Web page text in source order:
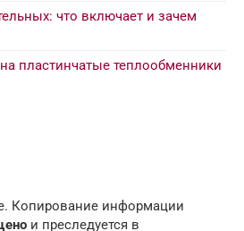
что включает и зачем
пластинчатые теплообменники
Копирование информации
и преследуется в